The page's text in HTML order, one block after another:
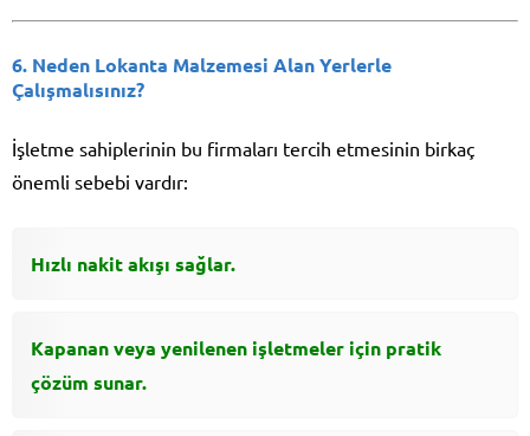
6. Neden Lokanta Malzemesi Alan Yerlerle
Çalışmalısınız?
İşletme sahiplerinin bu firmaları tercih etmesinin birkaç
önemli sebebi vardır:
Hızlı nakit akışı sağlar.
Kapanan veya yenilenen işletmeler için pratik
çözüm sunar.